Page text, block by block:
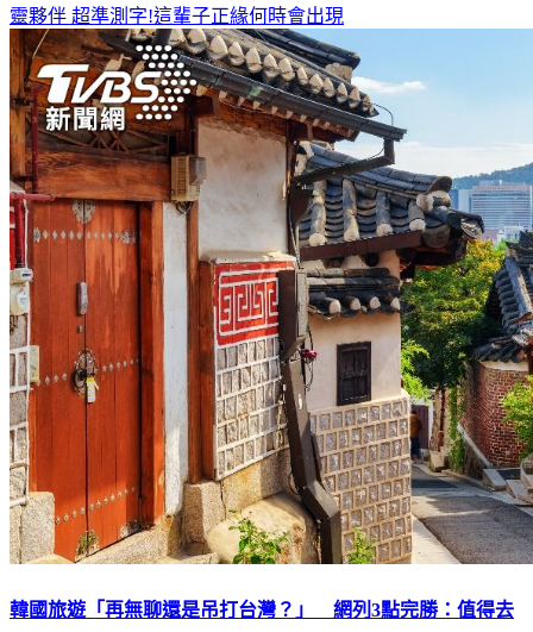
靈夥伴 超準測字!這輩子正緣何時會出現
韓國旅遊「再無聊還是吊打台灣？」 網列3點完勝：值得去